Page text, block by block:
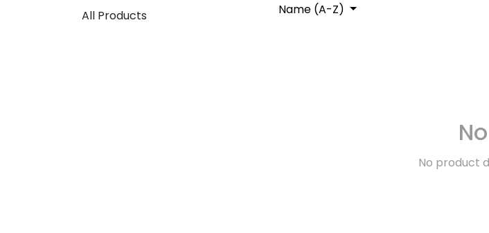
All Products Name (A-Z)
No product